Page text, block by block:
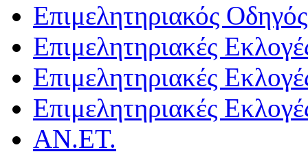
Επιμελητηριακός Οδηγός
Επιμελητηριακές
Επιμελητηριακές
Επιμελητηριακές
ΑΝ.ΕΤ.